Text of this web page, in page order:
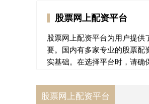
股票网上配资平台
股票网上配资平台为用户提
要。国内有多家专业的股票配
实基础。在选择平台时，请确
股票网上配资平台